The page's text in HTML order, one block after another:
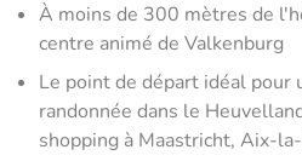
À moins de 300 mètres de
centre animé de Valkenburg
Le point de départ idéal pour
randonnée dans le
shopping à Maastricht, Aix-